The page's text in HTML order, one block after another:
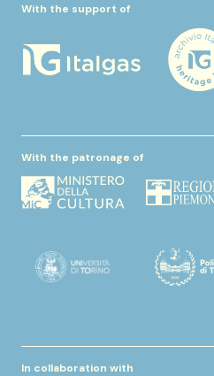
With the support of
With the patronage of
In collaboration with